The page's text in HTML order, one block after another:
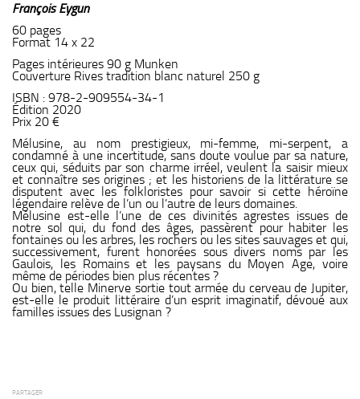
François Eygun
60 pages
Format 14 x 22
Pages intérieures 90 g Munken
Couverture Rives tradition blanc naturel 250 g
ISBN : 978-2-909554-34-1
Édition 2020
Prix 20 €
Mélusine, au nom prestigieux, mi-femme, mi-serpent, a
condamné à une incertitude, sans doute voulue par sa nature,
ceux qui, séduits par son charme irréel, veulent la saisir mieux
et connaître ses origines ; et les historiens de la littérature se
disputent avec les folkloristes pour savoir si cette héroïne
légendaire relève de l’un ou l’autre de leurs domaines.
Mélusine est-elle l’une de ces divinités agrestes issues de
notre sol qui, du fond des âges, passèrent pour habiter les
fontaines ou les arbres, les rochers ou les sites sauvages et qui,
successivement, furent honorées sous divers noms par les
Gaulois, les Romains et les paysans du Moyen Age, voire
même de périodes bien plus récentes ?
Ou bien, telle Minerve sortie tout armée du cerveau de Jupiter,
est-elle le produit littéraire d’un esprit imaginatif, dévoué aux
familles issues des Lusignan ?
PARTAGER